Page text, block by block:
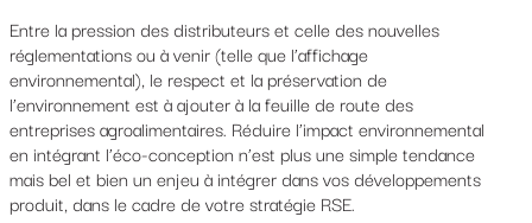
Entre la pression des distributeurs et celle des nouvelles
réglementations ou à venir (telle que l’affichage
environnemental), le respect et la préservation de
l’environnement est à ajouter à la feuille de route des
entreprises agroalimentaires. Réduire l’impact environnemental
en intégrant l’éco-conception n’est plus une simple tendance
mais bel et bien un enjeu à intégrer dans vos développements
produit, dans le cadre de votre stratégie RSE.